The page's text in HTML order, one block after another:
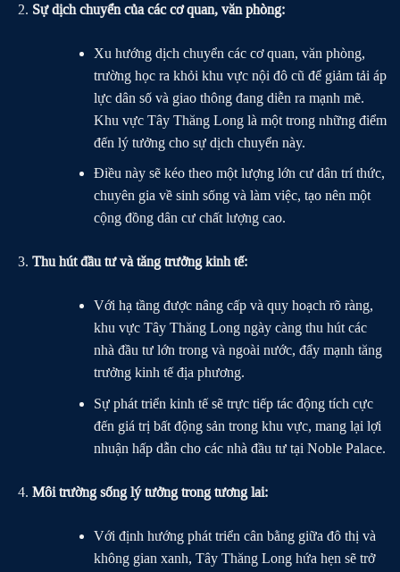
Sự dịch chuyển của các cơ quan, văn phòng:
Xu hướng dịch chuyển các cơ quan, văn phòng,
trường học ra khỏi khu vực nội đô cũ để giảm tải áp
lực dân số và giao thông đang diễn ra mạnh mẽ.
Khu vực Tây Thăng Long là một trong những điểm
đến lý tưởng cho sự dịch chuyển này.
Điều này sẽ kéo theo một lượng lớn cư dân trí thức,
chuyên gia về sinh sống và làm việc, tạo nên một
cộng đồng dân cư chất lượng cao.
Thu hút đầu tư và tăng trưởng kinh tế:
Với hạ tầng được nâng cấp và quy hoạch rõ ràng,
khu vực Tây Thăng Long ngày càng thu hút các
nhà đầu tư lớn trong và ngoài nước, đẩy mạnh tăng
trưởng kinh tế địa phương.
Sự phát triển kinh tế sẽ trực tiếp tác động tích cực
đến giá trị bất động sản trong khu vực, mang lại lợi
nhuận hấp dẫn cho các nhà đầu tư tại Noble Palace.
Môi trường sống lý tưởng trong tương lai:
Với định hướng phát triển cân bằng giữa đô thị và
không gian xanh, Tây Thăng Long hứa hẹn sẽ trở